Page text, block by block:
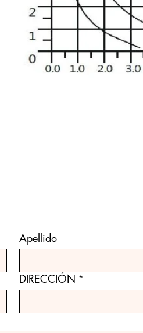
Apellido
DIRECCIÓN *